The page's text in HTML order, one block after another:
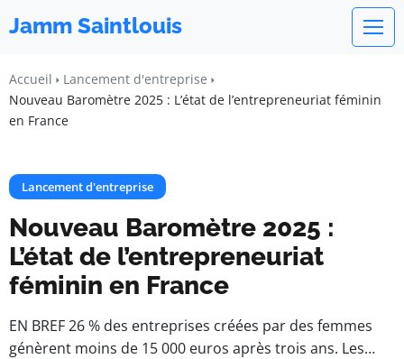
Jamm Saintlouis
Accueil
Lancement d'entreprise
Nouveau Baromètre 2025 : L’état de l’entrepreneuriat féminin
en France
Lancement d'entreprise
Nouveau Baromètre 2025 :
L’état de l’entrepreneuriat
féminin en France
EN BREF 26 % des entreprises créées par des femmes
génèrent moins de 15 000 euros après trois ans. Les…